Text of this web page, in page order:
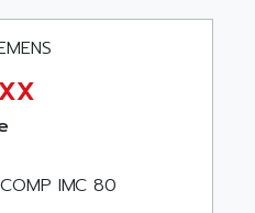
GMBH
IMC 80